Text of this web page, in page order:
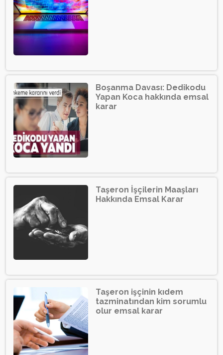
Boşanma Davası: Dedikodu
Yapan Koca hakkında emsal
karar
Taşeron İşçilerin Maaşları
Hakkında Emsal Karar
Taşeron işçinin kıdem
tazminatından kim sorumlu
olur emsal karar